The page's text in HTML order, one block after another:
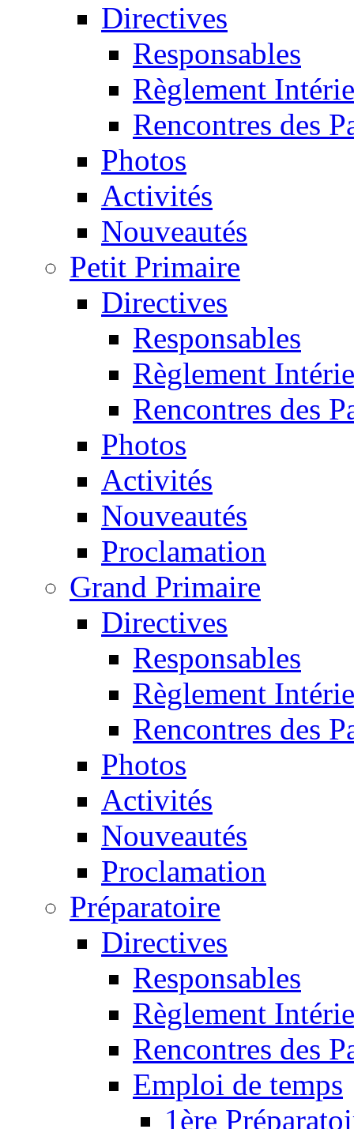
Directives
Responsables
Règlement
Rencontres des
Photos
Activités
Nouveautés
Petit Primaire
Directives
Responsables
Règlement
Rencontres des
Photos
Activités
Nouveautés
Proclamation
Grand Primaire
Directives
Responsables
Règlement
Rencontres des
Photos
Activités
Nouveautés
Proclamation
Préparatoire
Directives
Responsables
Règlement
Rencontres des
Emploi de temps
1ère